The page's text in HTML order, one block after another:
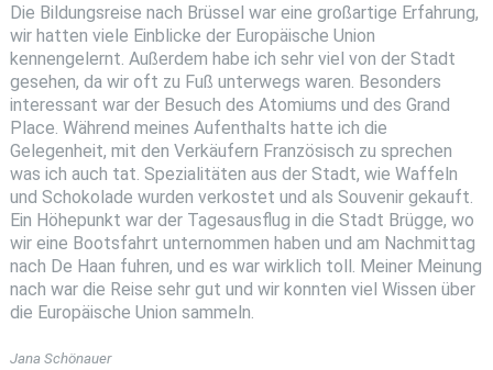
Die Bildungsreise nach Brüssel war eine großartige Erfahrung,
wir hatten viele Einblicke der Europäische Union
kennengelernt. Außerdem habe ich sehr viel von der Stadt
gesehen, da wir oft zu Fuß unterwegs waren. Besonders
interessant war der Besuch des Atomiums und des Grand
Place. Während meines Aufenthalts hatte ich die
Gelegenheit, mit den Verkäufern Französisch zu sprechen
was ich auch tat. Spezialitäten aus der Stadt, wie Waffeln
und Schokolade wurden verkostet und als Souvenir gekauft.
Ein Höhepunkt war der Tagesausflug in die Stadt Brügge, wo
wir eine Bootsfahrt unternommen haben und am Nachmittag
nach De Haan fuhren, und es war wirklich toll. Meiner Meinung
nach war die Reise sehr gut und wir konnten viel Wissen über
die Europäische Union sammeln.
Jana Schönauer